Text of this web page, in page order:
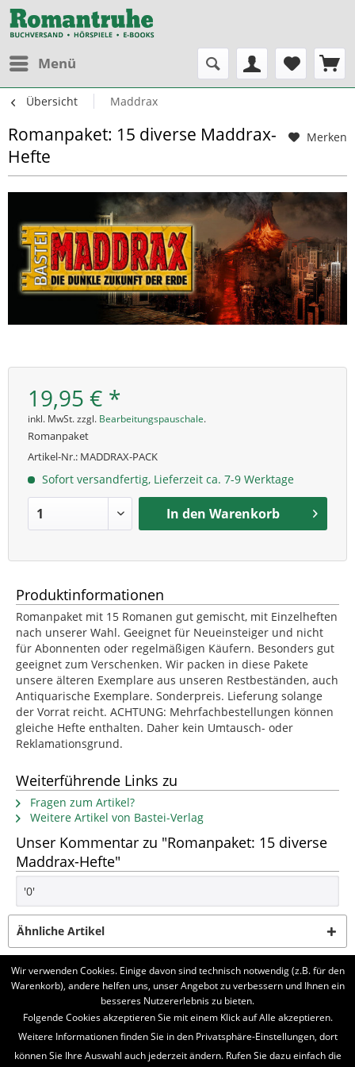
Menü
Übersicht Maddrax
Merken
Romanpaket: 15 diverse Maddrax-
Hefte
19,95 € *
inkl. MwSt. zzgl. Bearbeitungspauschale.
Romanpaket
Artikel-Nr.: MADDRAX-PACK
Sofort versandfertig, Lieferzeit ca. 7-9 Werktage
In den Warenkorb
Produktinformationen
Romanpaket mit 15 Romanen gut gemischt, mit Einzelheften
nach unserer Wahl. Geeignet für Neueinsteiger und nicht
für Abonnenten oder regelmäßigen Käufern. Besonders gut
geeignet zum Verschenken. Wir packen in diese Pakete
unsere älteren Exemplare aus unseren Restbeständen, auch
Antiquarische Exemplare. Sonderpreis. Lieferung solange
der Vorrat reicht. ACHTUNG: Mehrfachbestellungen können
gleiche Hefte enthalten. Daher kein Umtausch- oder
Reklamationsgrund.
Weiterführende Links zu
Fragen zum Artikel?
Weitere Artikel von Bastei-Verlag
Unser Kommentar zu "Romanpaket: 15 diverse
Maddrax-Hefte"
'0'
Ähnliche Artikel
Kunden haben sich ebenfalls angesehen
BELIEBTE SERIEN
UNSER SHOP
Wir verwenden Cookies. Einige davon sind technisch notwendig (z.B. für den
Warenkorb), andere helfen uns, unser Angebot zu verbessern und Ihnen ein
besseres Nutzererlebnis zu bieten.
Folgende Cookies akzeptieren Sie mit einem Klick auf Alle akzeptieren.
Weitere Informationen finden Sie in den Privatsphäre-Einstellungen, dort
können Sie Ihre Auswahl auch jederzeit ändern. Rufen Sie dazu einfach die